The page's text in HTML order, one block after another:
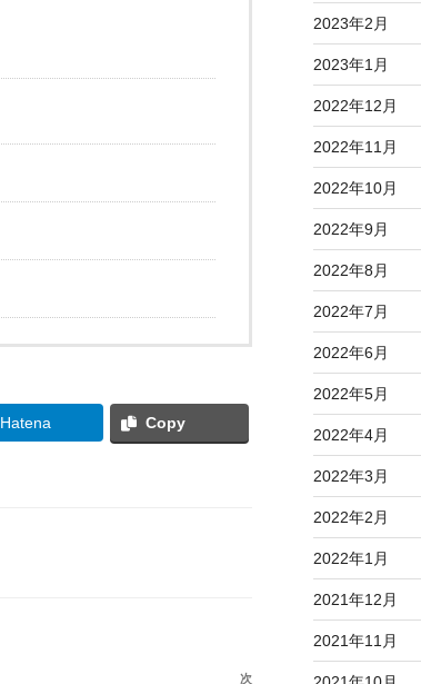
Hatena Copy
次
2023年2月
2023年1月
2022年12月
2022年11月
2022年10月
2022年9月
2022年8月
2022年7月
2022年6月
2022年5月
2022年4月
2022年3月
2022年2月
2022年1月
2021年12月
2021年11月